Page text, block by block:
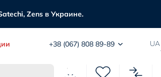
Zens в Украине.
+38 (067) 808 89-89 UA